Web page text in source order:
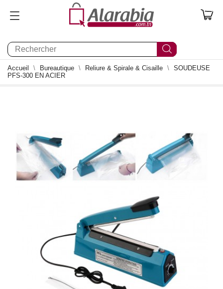
0
Accueil Bureautique Reliure & Spirale & Cisaille
SOUDEUSE
PFS-300 EN ACIER